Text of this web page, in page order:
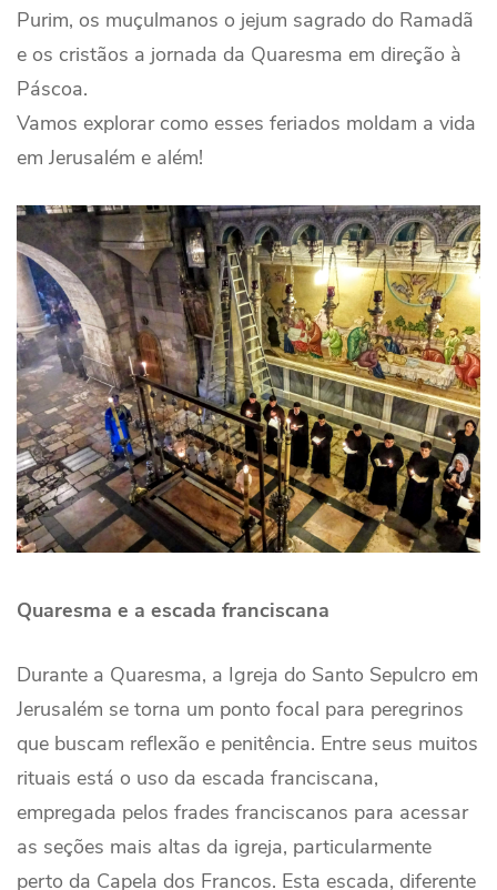
Purim, os muçulmanos o jejum sagrado do Ramadã
e os cristãos a jornada da Quaresma em direção à
Páscoa.
Vamos explorar como esses feriados moldam a vida
em Jerusalém e além!
Quaresma e a escada franciscana
Durante a Quaresma, a Igreja do Santo Sepulcro em
Jerusalém se torna um ponto focal para peregrinos
que buscam reflexão e penitência. Entre seus muitos
rituais está o uso da escada franciscana,
empregada pelos frades franciscanos para acessar
as seções mais altas da igreja, particularmente
perto da Capela dos Francos. Esta escada, diferente